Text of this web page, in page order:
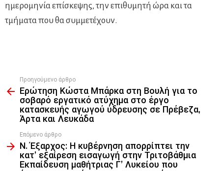
ημερομηνία επίσκεψης, την επιθυμητή ώρα και τα
τμήματα που θα συμμετέχουν.
more
Προηγούμενο άρθρο
Ερώτηση Κώστα Μπάρκα στη Βουλή για το
σοβαρό εργατικό ατύχημα στο έργο
κατασκευής αγωγού ύδρευσης σε Πρέβεζα,
Άρτα και Λευκάδα
Επόμενο άρθρο
Ν. Έξαρχος: Η κυβέρνηση απορρίπτει την
κατ’ εξαίρεση εισαγωγή στην Τριτοβάθμια
Εκπαίδευση μαθήτριας Γ’ Λυκείου που